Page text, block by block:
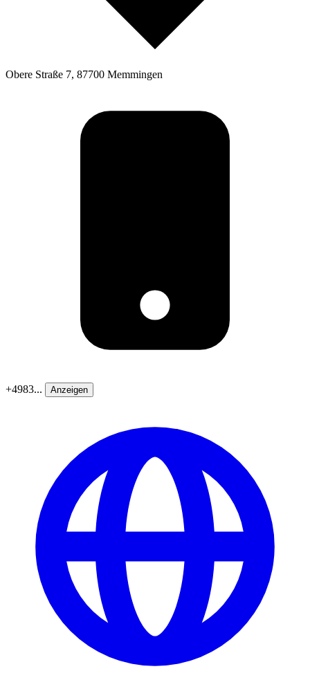
Obere Straße 7, 87700 Memmingen
+4983... Anzeigen